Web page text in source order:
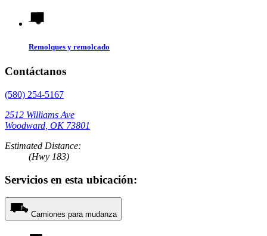
Remolques y remolcado
Contáctanos
(580) 254-5167
2512 Williams Ave
Woodward, OK 73801
Estimated Distance:
(Hwy 183)
Servicios en esta ubicación:
Camiones para mudanza